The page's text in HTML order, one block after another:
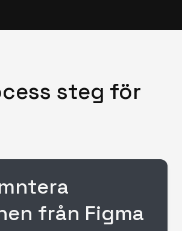
steg för
från Figma